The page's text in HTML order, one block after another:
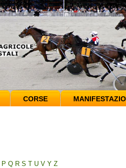
CORSE
P Q R S T U V Y Z